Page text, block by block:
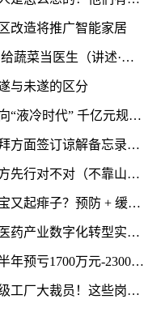
改造将推广智能家居
帮农民建大棚 给蔬菜当医生（讲述·一辈子一件事）
与未遂的区分
服务器逐步走向“液冷时代” 千亿元规模下多家上市公司积极布局
万事达卡与迪拜方面签订谅解备忘录，将在未来多年间开展数字领域的合作。
不靠山体的一方先行对不对（不靠山体的一方先行）
潮湿闷热，宝宝又起痱子？预防 + 缓解，记住 6 个字，现在就做
《上海市生物医药产业数字化转型实施方案》印发：到2025年打造10家以上标杆性智能工厂
川润股份：上半年预亏1700万元-2300万元 同比转亏
特斯拉上海超级工厂大裁员！这些岗位将裁员过半